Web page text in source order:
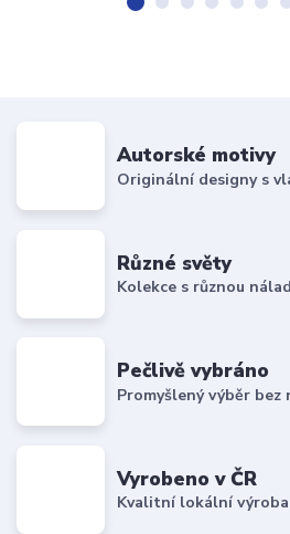
Autorské motivy
Originální designy s
Různé světy
Kolekce s různou
Pečlivě vybráno
Promyšlený výběr
Vyrobeno v ČR
Kvalitní lokální